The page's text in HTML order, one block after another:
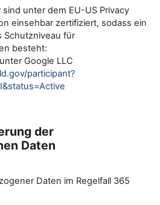
unter dem EU-US Privacy
einsehbar zertifiziert, sodass ein
Schutzniveau für
besteht:
Google LLC
participant?
der
Daten
Daten im Regelfall 365